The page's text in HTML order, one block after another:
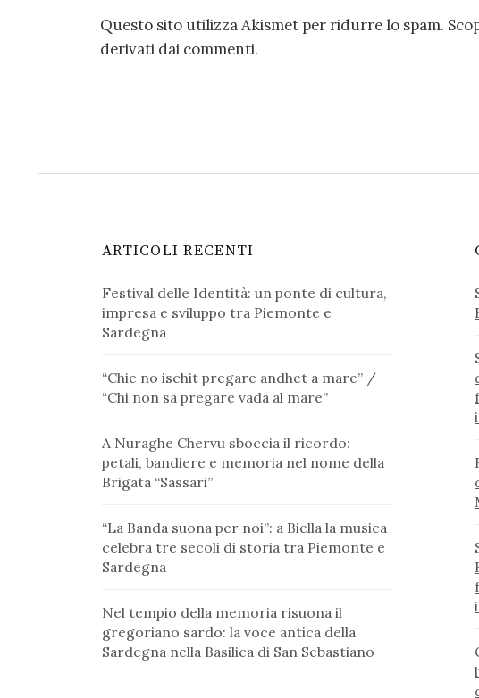
Questo sito utilizza Akismet per ridurre lo spam.
derivati dai commenti.
ARTICOLI RECENTI
Festival delle Identità: un ponte di cultura,
impresa e sviluppo tra Piemonte e
Sardegna
“Chie no ischit pregare andhet a mare” /
“Chi non sa pregare vada al mare”
A Nuraghe Chervu sboccia il ricordo:
petali, bandiere e memoria nel nome della
Brigata “Sassari”
“La Banda suona per noi”: a Biella la musica
celebra tre secoli di storia tra Piemonte e
Sardegna
Nel tempio della memoria risuona il
gregoriano sardo: la voce antica della
Sardegna nella Basilica di San Sebastiano